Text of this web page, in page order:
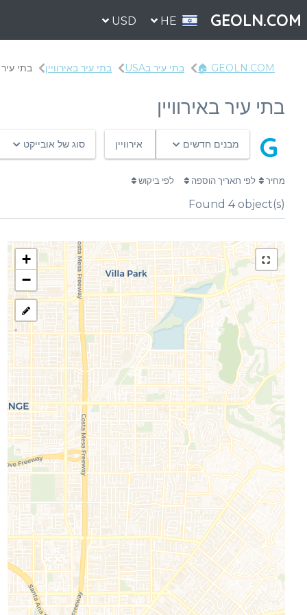
GEOLN.COM
HE
USD
GEOLN.COM 🏠 בתי עיר בUSA בתי עיר באירוויין בתי עיר
בתי עיר באירוויין
G מבנים חדשים אירוויין סוג של אובייקט
מחיר לפי תאריך הוספה לפי ביקוש
Found 4object(s)
+
−
בחר
את
לחיפוש